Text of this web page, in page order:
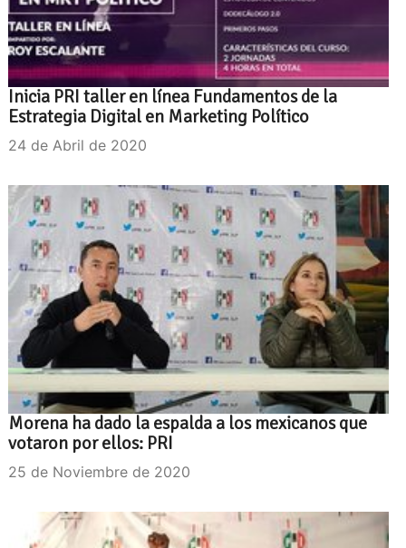
Inicia PRI taller en línea Fundamentos de la
Estrategia Digital en Marketing Político
24 de Abril de 2020
Morena ha dado la espalda a los mexicanos que
votaron por ellos: PRI
25 de Noviembre de 2020